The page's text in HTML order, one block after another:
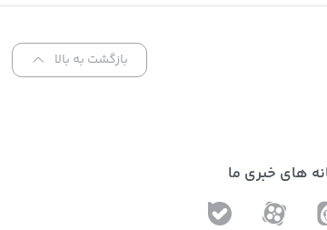
بازگشت به بالا
های خبری ما